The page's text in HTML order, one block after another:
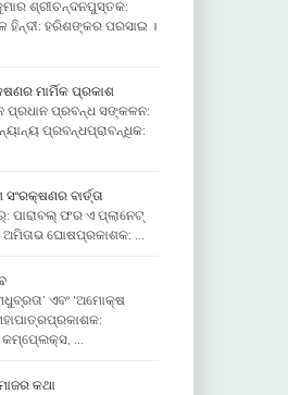
ଶ୍ରୀଚନ୍ଦନପୁସ୍ତକ:
ହିନ୍ଦୀ: ହରିଶଙ୍କର ପରସାଇ ।
ମାର୍ମିକ ପ୍ରକାଶ
ପ୍ରଧାନ ପ୍ରବନ୍ଧ ସଙ୍କଳନ:
ପ୍ରବନ୍ଧପ୍ରାବନ୍ଧିକ:
ବାର୍ତ୍ତା
ପାରାବଲ୍ ଫର ଏ ପ୍ଲାନେଟ୍
ଘୋଷପ୍ରକାଶକ: …
ଏବଂ ‘ଅମୋକ୍ଷ
କମ୍ପେ୍ଲକ୍ସ, …
କଥା